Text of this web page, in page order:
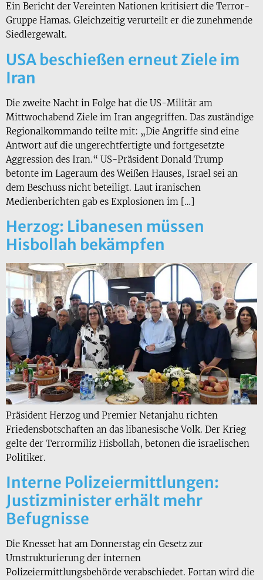
Ein Bericht der Vereinten Nationen kritisiert die Terror-
Gruppe Hamas. Gleichzeitig verurteilt er die zunehmende
Siedlergewalt.
USA beschießen erneut Ziele im
Iran
Die zweite Nacht in Folge hat die US-Militär am
Mittwochabend Ziele im Iran angegriffen. Das zuständige
Regionalkommando teilte mit: „Die Angriffe sind eine
Antwort auf die ungerechtfertigte und fortgesetzte
Aggression des Iran.“ US-Präsident Donald Trump
betonte im Lageraum des Weißen Hauses, Israel sei an
dem Beschuss nicht beteiligt. Laut iranischen
Medienberichten gab es Explosionen im […]
Herzog: Libanesen müssen
Hisbollah bekämpfen
Präsident Herzog und Premier Netanjahu richten
Friedensbotschaften an das libanesische Volk. Der Krieg
gelte der Terrormiliz Hisbollah, betonen die israelischen
Politiker.
Interne Polizeiermittlungen:
Justizminister erhält mehr
Befugnisse
Die Knesset hat am Donnerstag ein Gesetz zur
Umstrukturierung der internen
Polizeiermittlungsbehörde verabschiedet. Fortan wird die